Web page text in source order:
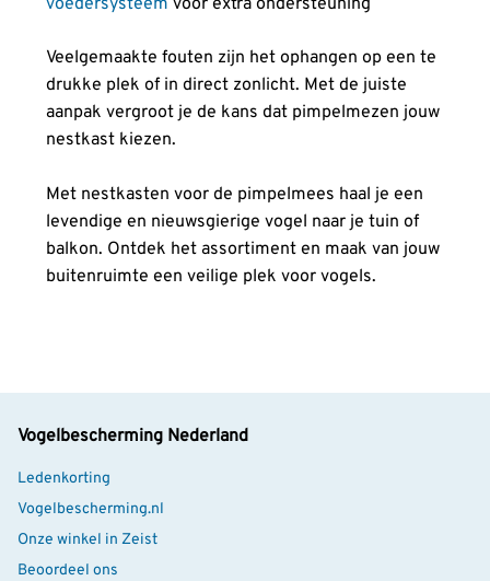
voedersysteem voor extra ondersteuning
Veelgemaakte fouten zijn het ophangen op een te
drukke plek of in direct zonlicht. Met de juiste
aanpak vergroot je de kans dat pimpelmezen jouw
nestkast kiezen.
Met nestkasten voor de pimpelmees haal je een
levendige en nieuwsgierige vogel naar je tuin of
balkon. Ontdek het assortiment en maak van jouw
buitenruimte een veilige plek voor vogels.
Vogelbescherming Nederland
Ledenkorting
Vogelbescherming.nl
Onze winkel in Zeist
Beoordeel ons